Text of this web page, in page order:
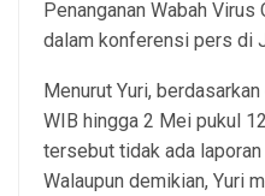
Penanganan Wabah Virus
dalam konferensi pers di
Menurut Yuri,
WIB hingga 2 Mei pukul
tersebut tidak ada
Walaupun demikian, Yuri